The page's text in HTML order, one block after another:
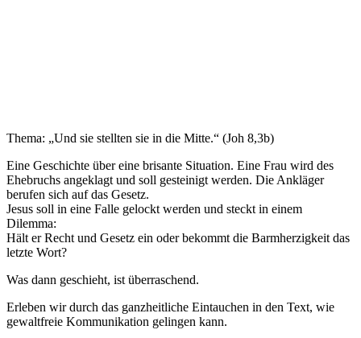
Thema: „Und sie stellten sie in die Mitte.“ (Joh 8,3b)
Eine Geschichte über eine brisante Situation. Eine Frau wird des
Ehebruchs angeklagt und soll gesteinigt werden. Die Ankläger
berufen sich auf das Gesetz.
Jesus soll in eine Falle gelockt werden und steckt in einem
Dilemma:
Hält er Recht und Gesetz ein oder bekommt die Barmherzigkeit das
letzte Wort?
Was dann geschieht, ist überraschend.
Erleben wir durch das ganzheitliche Eintauchen in den Text, wie
gewaltfreie Kommunikation gelingen kann.